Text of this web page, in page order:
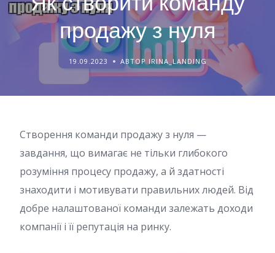
продажу з нуля
19.09.2023 АВТОР IRINA_LANDING
Створення команди продажу з нуля —
завдання, що вимагає не тільки глибокого
розуміння процесу продажу, а й здатності
знаходити і мотивувати правильних людей. Від
добре налаштованої команди залежать доходи
компанії і її репутація на ринку.